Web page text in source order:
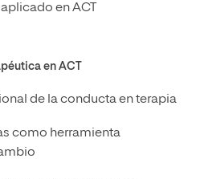
en ACT
en ACT
de la conducta en terapia
como herramienta